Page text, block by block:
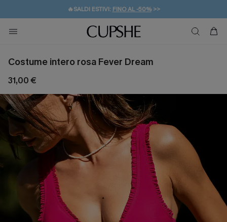
🔥SALDI ESTIVI: FINO AL -50%>>
🚚SPEDIZIONE GRATUITA DA 49€
💌REGALO PER I NUOVI: 20% DI SCONTO*
Costume intero rosa Fever Dream
31,00 €